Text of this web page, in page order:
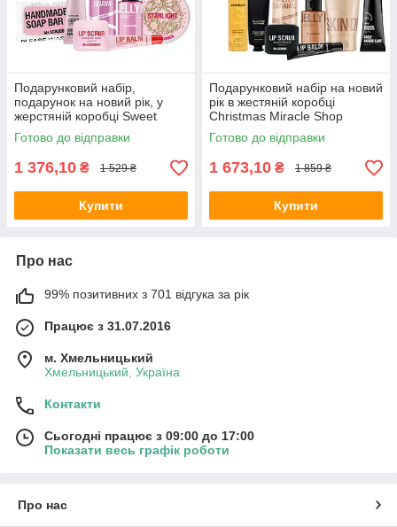
Подарунковий набір,
подарунок на новий рік, у
жерстяній коробці Sweet
Candy House Mr.Scrubber
Christmas Gift - з 7-ми
позицій
Готово до відправки
1 376,10 ₴ 1 529 ₴
Купити
Подарунковий набір на новий
рік в жестяній коробці
Christmas Miracle Shop
Mr.SCRUBBER Christmas Gift
з 8-ми позицій
Готово до відправки
1 673,10 ₴ 1 859 ₴
Купити
Про нас
99% позитивних з 701 відгука за рік
Працює з 31.07.2016
м. Хмельницький
Хмельницький, Україна
Контакти
Сьогодні працює з 09:00 до 17:00
Показати весь графік роботи
Про нас